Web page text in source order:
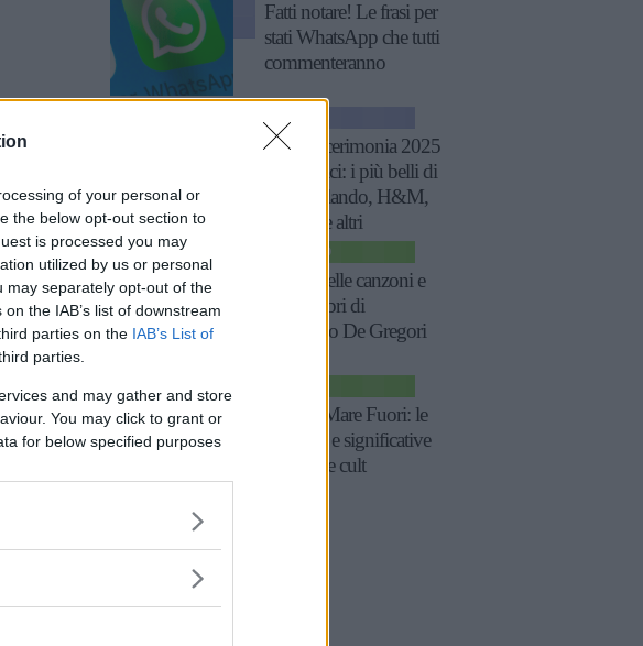
of your personal or
the below opt-out section to
is processed you may
utilized by us or personal
may separately opt-out of the
the IAB’s list of downstream
parties on the IAB’s List of
parties.
and may gather and store
You may click to grant or
for below specified purposes
Fatti notare! Le frasi per
stati WhatsApp che tutti
commenteranno
Tailleur cerimonia 2025
economici: i più belli di
Zara, Zalando, H&M,
Mango e altri
SPETTACOLO
Le più belle canzoni e
frasi celebri di
Francesco De Gregori
Frasi di Mare Fuori: le
più belle e significative
della serie cult